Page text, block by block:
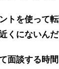
トを使って
くにないん
面談する時